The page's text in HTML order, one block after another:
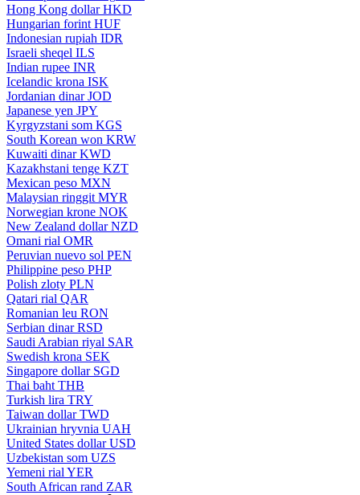
Hong Kong dollar HKD
Hungarian forint HUF
Indonesian rupiah IDR
Israeli sheqel ILS
Indian rupee INR
Icelandic krona ISK
Jordanian dinar JOD
Japanese yen JPY
Kyrgyzstani som KGS
South Korean won KRW
Kuwaiti dinar KWD
Kazakhstani tenge KZT
Mexican peso MXN
Malaysian ringgit MYR
Norwegian krone NOK
New Zealand dollar NZD
Omani rial OMR
Peruvian nuevo sol PEN
Philippine peso PHP
Polish zloty PLN
Qatari rial QAR
Romanian leu RON
Serbian dinar RSD
Saudi Arabian riyal SAR
Swedish krona SEK
Singapore dollar SGD
Thai baht THB
Turkish lira TRY
Taiwan dollar TWD
Ukrainian hryvnia UAH
United States dollar USD
Uzbekistan som UZS
Yemeni rial YER
South African rand ZAR